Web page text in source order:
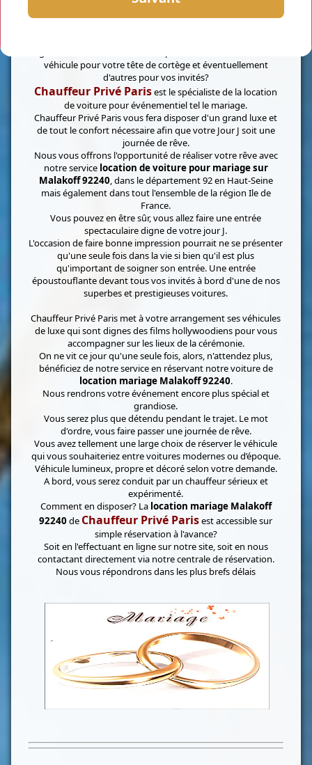
véhicule pour votre tête de cortège et éventuellement
d'autres pour vos invités?
Chauffeur Privé Parisest le spécialiste de la location
de voiture pour événementiel tel le mariage.
Chauffeur Privé Paris vous fera disposer d'un grand luxe et
de tout le confort nécessaire afin que votre Jour J soit une
journée de rêve.
Nous vous offrons l'opportunité de réaliser votre rêve avec
notre service location de voiture pour mariage sur
Malakoff 92240, dans le département 92 en Haut-Seine
mais également dans tout l'ensemble de la région Ile de
France.
Vous pouvez en être sûr, vous allez faire une entrée
spectaculaire digne de votre jour J.
L'occasion de faire bonne impression pourrait ne se présenter
qu'une seule fois dans la vie si bien qu'il est plus
qu'important de soigner son entrée. Une entrée
époustouflante devant tous vos invités à bord d'une de nos
superbes et prestigieuses voitures.
Chauffeur Privé Paris met à votre arrangement ses véhicules
de luxe qui sont dignes des films hollywoodiens pour vous
accompagner sur les lieux de la cérémonie.
On ne vit ce jour qu'une seule fois, alors, n'attendez plus,
bénéficiez de notre service en réservant notre voiture de
location mariage Malakoff 92240.
Nous rendrons votre événement encore plus spécial et
grandiose.
Vous serez plus que détendu pendant le trajet. Le mot
d'ordre, vous faire passer une journée de rêve.
Vous avez tellement une large choix de réserver le véhicule
qui vous souhaiteriez entre voitures modernes ou d’époque.
Véhicule lumineux, propre et décoré selon votre demande.
A bord, vous serez conduit par un chauffeur sérieux et
expérimenté.
Comment en disposer? La location mariage Malakoff
92240de Chauffeur Privé Parisest accessible sur
simple réservation à l'avance?
Soit en l'effectuant en ligne sur notre site, soit en nous
contactant directement via notre centrale de réservation.
Nous vous répondrons dans les plus brefs délais